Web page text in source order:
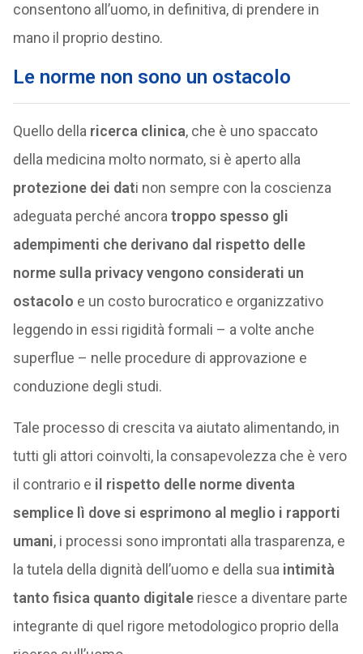
consentono all’uomo, in definitiva, di prendere in
mano il proprio destino.
Le norme non sono un ostacolo
Quello della ricerca clinica, che è uno spaccato
della medicina molto normato, si è aperto alla
protezione dei dati non sempre con la coscienza
adeguata perché ancora troppo spesso gli
adempimenti che derivano dal rispetto delle
norme sulla privacy vengono considerati un
ostacolo e un costo burocratico e organizzativo
leggendo in essi rigidità formali – a volte anche
superflue – nelle procedure di approvazione e
conduzione degli studi.
Tale processo di crescita va aiutato alimentando, in
tutti gli attori coinvolti, la consapevolezza che è vero
il contrario e il rispetto delle norme diventa
semplice lì dove si esprimono al meglio i rapporti
umani, i processi sono improntati alla trasparenza, e
la tutela della dignità dell’uomo e della sua intimità
tanto fisica quanto digitaleriesce a diventare parte
integrante di quel rigore metodologico proprio della